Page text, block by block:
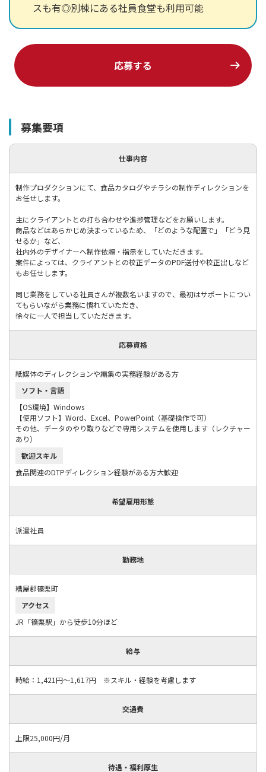
スも有◎別棟にある社員食堂も利用可能
応募する
募集要項
仕事内容
制作プロダクションにて、食品カタログやチラシの制作ディレクションを
お任せします。
主にクライアントとの打ち合わせや進捗管理などをお願いします。
商品などはあらかじめ決まっているため、「どのような配置で」「どう見
せるか」など、
社内外のデザイナーへ制作依頼・指示をしていただきます。
案件によっては、クライアントとの校正データのPDF送付や校正出しなど
もお任せします。
同じ業務をしている社員さんが複数名いますので、最初はサポートについ
てもらいながら業務に慣れていただき、
徐々に一人で担当していただきます。
応募資格
紙媒体のディレクションや編集の実務経験がある方
ソフト・言語
【OS環境】Windows
【使用ソフト】Word、Excel、PowerPoint（基礎操作で可）
その他、データのやり取りなどで専用システムを使用します（レクチャー
あり）
歓迎スキル
食品関連のDTPディレクション経験がある方大歓迎
希望雇用形態
派遣社員
勤務地
糟屋郡篠栗町
アクセス
JR「篠栗駅」から徒歩10分ほど
給与
時給：1,421円～1,617円 ※スキル・経験を考慮します
交通費
上限25,000円/月
待遇・福利厚生